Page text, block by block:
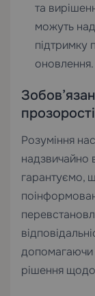
та
можуть
підтримку
оновлення.
прозорості
Розуміння
надзвичайно
гарантуємо,
допомагаючи
рішення